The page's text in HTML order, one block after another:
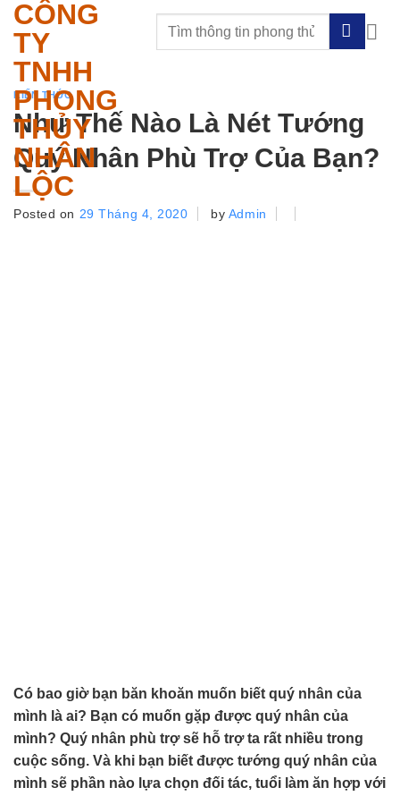
Skip
content
CÔNG
TY
TNHH
PHONG
THỦY
NHÂN
LỘC
KIẾN THỨC
Như Thế Nào Là Nét Tướng
Quý Nhân Phù Trợ Của Bạn?
Posted on 29 Tháng 4, 2020 by Admin
Có bao giờ bạn băn khoăn muốn biết quý nhân của
mình là ai? Bạn có muốn gặp được quý nhân của
mình? Quý nhân phù trợ sẽ hỗ trợ ta rất nhiều trong
cuộc sống. Và khi bạn biết được tướng quý nhân của
mình sẽ phần nào lựa chọn đối tác, tuổi làm ăn hợp với